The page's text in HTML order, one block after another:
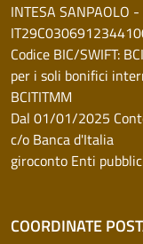
INTESA SANPAOLO
Codice BIC/SWIFT:
per i soli bonifici
BCITITMM
Dal 01/01/2025
c/o Banca d'Italia
giroconto Enti
COORDINATE